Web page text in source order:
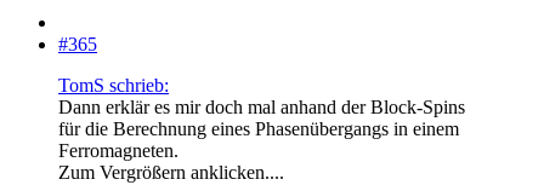
#365
TomS schrieb:
Dann erklär es mir doch mal anhand der Block-Spins
für die Berechnung eines Phasenübergangs in einem
Ferromagneten.
Zum Vergrößern anklicken....